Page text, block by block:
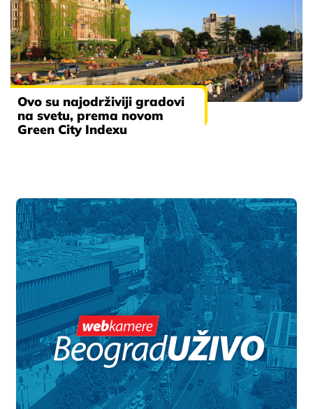
Ovo su najodrživiji gradovi
na svetu, prema novom
Green City Indexu